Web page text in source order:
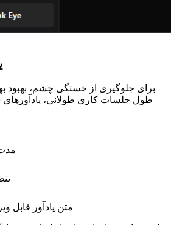
برای جلوگیری از خستگی چشم، بهبود
طول جلسات کاری طولانی،
متن یادآور